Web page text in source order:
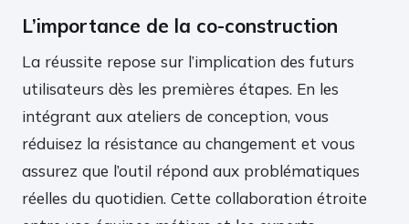
L’importance de la co-construction
La réussite repose sur l’implication des futurs
utilisateurs dès les premières étapes. En les
intégrant aux ateliers de conception, vous
réduisez la résistance au changement et vous
assurez que l’outil répond aux problématiques
réelles du quotidien. Cette collaboration étroite